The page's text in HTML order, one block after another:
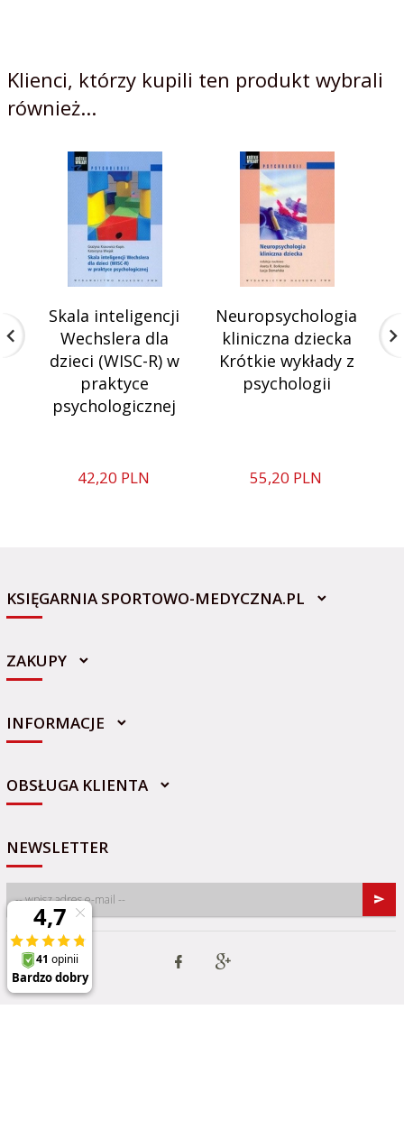
Klienci, którzy kupili ten produkt wybrali
również...
Skala inteligencji
Wechslera dla
dzieci (WISC-R) w
praktyce
psychologicznej
42,20 PLN
Neuropsychologia
kliniczna dziecka
Krótkie wykłady z
psychologii
55,20 PLN
KSIĘGARNIA SPORTOWO-MEDYCZNA.PL
sklep@sportowo-medyczna.pl
ZAKUPY
INFORMACJE
OBSŁUGA KLIENTA
NEWSLETTER